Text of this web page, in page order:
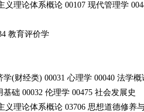
理论体系概论 00107 现代管理学
教育评价学
(财经类) 00031 心理学 00040 法学概
础 00032 伦理学 00475 社会发展史
义理论体系概论 03706 思想道德修养